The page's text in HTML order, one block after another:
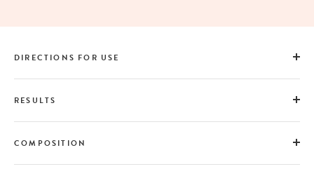
DIRECTIONS FOR USE
RESULTS
COMPOSITION